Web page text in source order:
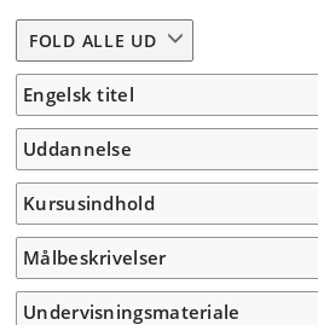
FOLD ALLE UD
Engelsk titel
Uddannelse
Kursusindhold
Målbeskrivelser
Undervisningsmateriale